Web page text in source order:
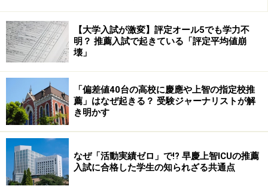
【大学入試が激変】評定オール5でも学力不
明？ 推薦入試で起きている「評定平均値崩
壊」
「偏差値40台の高校に慶應や上智の指定校推
薦」はなぜ起きる？ 受験ジャーナリストが解
き明かす
なぜ「活動実績ゼロ」で!? 早慶上智ICUの推薦
入試に合格した学生の知られざる共通点